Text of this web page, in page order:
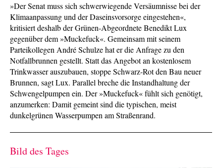
»Der Senat muss sich schwerwiegende Versäumnisse bei der
Klimaanpassung und der Daseinsvorsorge eingestehen«,
kritisiert deshalb der Grünen-Abgeordnete Benedikt Lux
gegenüber dem »Muckefuck«. Gemeinsam mit seinem
Parteikollegen André Schulze hat er die Anfrage zu den
Notfallbrunnen gestellt. Statt das Angebot an kostenlosem
Trinkwasser auszubauen, stoppe Schwarz-Rot den Bau neuer
Brunnen, sagt Lux. Parallel breche die Instandhaltung der
Schwengelpumpen ein. Der »Muckefuck« fühlt sich genötigt,
anzumerken: Damit gemeint sind die typischen, meist
dunkelgrünen Wasserpumpen am Straßenrand.
Bild des Tages